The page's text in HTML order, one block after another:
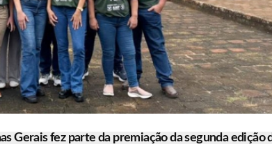
Gerais fez parte da premiação da segunda edição